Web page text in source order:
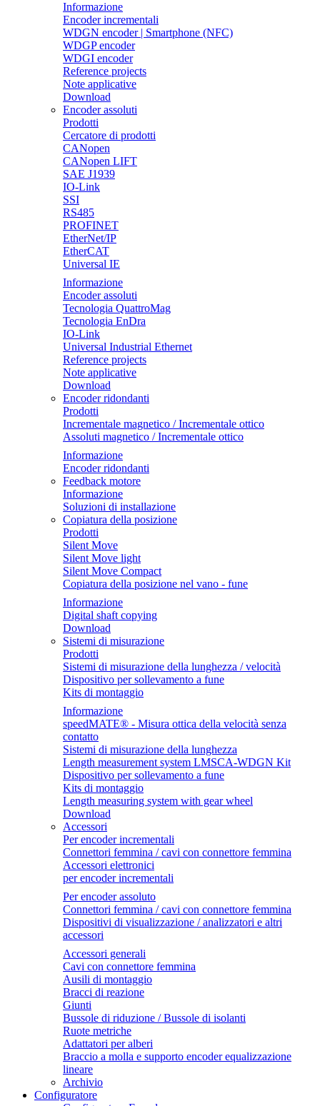
Informazione
Encoder incrementali
WDGN encoder | Smartphone (NFC)
WDGP encoder
WDGI encoder
Reference projects
Note applicative
Download
Encoder assoluti
Prodotti
Cercatore di prodotti
CANopen
CANopen LIFT
SAE J1939
IO-Link
SSI
RS485
PROFINET
EtherNet/IP
EtherCAT
Universal IE
Informazione
Encoder assoluti
Tecnologia QuattroMag
Tecnologia EnDra
IO-Link
Universal Industrial Ethernet
Reference projects
Note applicative
Download
Encoder ridondanti
Prodotti
Incrementale magnetico / Incrementale ottico
Assoluti magnetico / Incrementale ottico
Informazione
Encoder ridondanti
Feedback motore
Informazione
Soluzioni di installazione
Copiatura della posizione
Prodotti
Silent Move
Silent Move light
Silent Move Compact
Copiatura della posizione nel vano - fune
Informazione
Digital shaft copying
Download
Sistemi di misurazione
Prodotti
Sistemi di misurazione della lunghezza / velocità
Dispositivo per sollevamento a fune
Kits di montaggio
Informazione
speedMATE® - Misura ottica della velocità senza
contatto
Sistemi di misurazione della lunghezza
Length measurement system LMSCA-WDGN Kit
Dispositivo per sollevamento a fune
Kits di montaggio
Length measuring system with gear wheel
Download
Accessori
Per encoder incrementali
Connettori femmina / cavi con connettore femmina
Accessori elettronici
per encoder incrementali
Per encoder assoluto
Connettori femmina / cavi con connettore femmina
Dispositivi di visualizzazione / analizzatori e altri
accessori
Accessori generali
Cavi con connettore femmina
Ausili di montaggio
Bracci di reazione
Giunti
Bussole di riduzione / Bussole di isolanti
Ruote metriche
Adattatori per alberi
Braccio a molla e supporto encoder equalizzazione
lineare
Archivio
Configuratore